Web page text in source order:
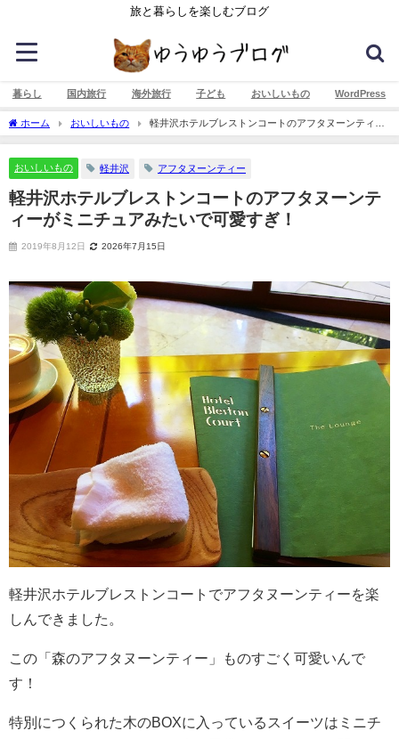
旅と暮らしを楽しむブログ
暮らし 国内旅行 海外旅行 子ども おいしいもの WordPress
ホーム おいしいもの
軽井沢ホテルブレストンコートのアフタヌーンティー
がミニチュアみたいで可愛すぎ！
おいしいもの 軽井沢 アフタヌーンティー
軽井沢ホテルブレストンコートのアフタヌーンテ
ィーがミニチュアみたいで可愛すぎ！
2019年8月12日 2026年7月15日
軽井沢ホテルブレストンコートでアフタヌーンティーを楽
しんできました。
この「森のアフタヌーンティー」ものすごく可愛いんで
す！
特別につくられた木のBOXに入っているスイーツはミニチ